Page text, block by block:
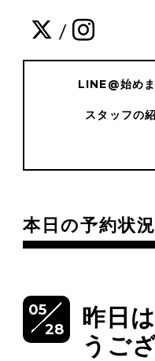
/
LINE@始め
スタッフの
本日の予約状
05
28
昨日
うご